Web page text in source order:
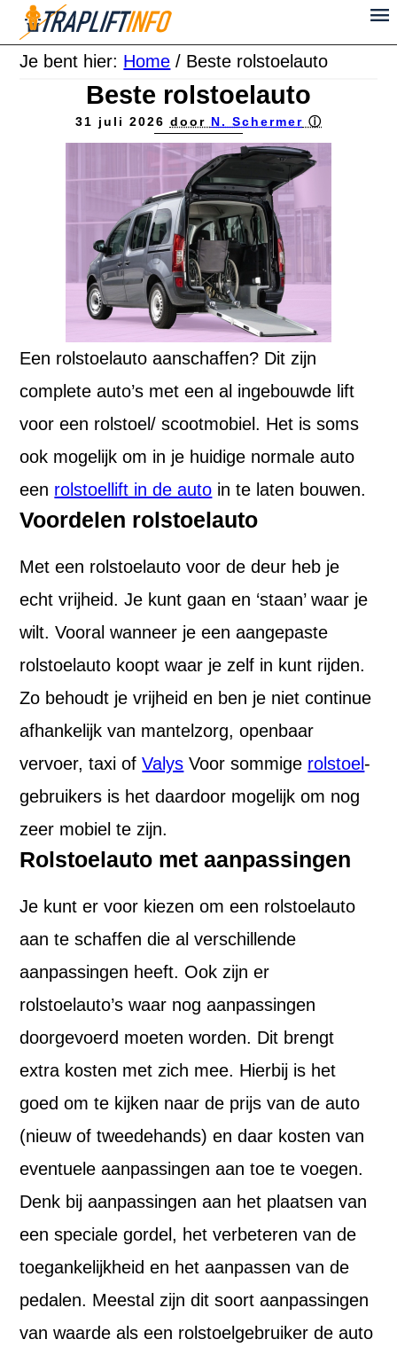
Je bent hier: Home / Beste rolstoelauto
Beste rolstoelauto
31 juli 2026 door N. Schermer ⓘ
Een rolstoelauto aanschaffen? Dit zijn
complete auto’s met een al ingebouwde lift
voor een rolstoel/ scootmobiel. Het is soms
ook mogelijk om in je huidige normale auto
een rolstoellift in de auto in te laten bouwen.
Voordelen rolstoelauto
Met een rolstoelauto voor de deur heb je
echt vrijheid. Je kunt gaan en ‘staan’ waar je
wilt. Vooral wanneer je een aangepaste
rolstoelauto koopt waar je zelf in kunt rijden.
Zo behoudt je vrijheid en ben je niet continue
afhankelijk van mantelzorg, openbaar
vervoer, taxi ofValys Voor sommige rolstoel-
gebruikers is het daardoor mogelijk om nog
zeer mobiel te zijn.
Rolstoelauto met aanpassingen
Je kunt er voor kiezen om een rolstoelauto
aan te schaffen die al verschillende
aanpassingen heeft. Ook zijn er
rolstoelauto’s waar nog aanpassingen
doorgevoerd moeten worden. Dit brengt
extra kosten met zich mee. Hierbij is het
goed om te kijken naar de prijs van de auto
(nieuw of tweedehands) en daar kosten van
eventuele aanpassingen aan toe te voegen.
Denk bij aanpassingen aan het plaatsen van
een speciale gordel, het verbeteren van de
toegankelijkheid en het aanpassen van de
pedalen. Meestal zijn dit soort aanpassingen
van waarde als een rolstoelgebruiker de auto